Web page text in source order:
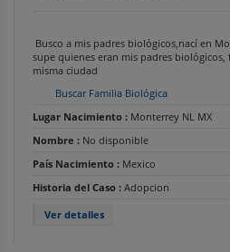
Busco a mis padres biológicos,nací en
supe quienes eran mis padres
misma ciudad
Buscar Familia Biológica
Lugar Nacimiento : Monterrey NL MX
Nombre : No disponible
País Nacimiento : Mexico
Historia del Caso : Adopcion
Ver detalles